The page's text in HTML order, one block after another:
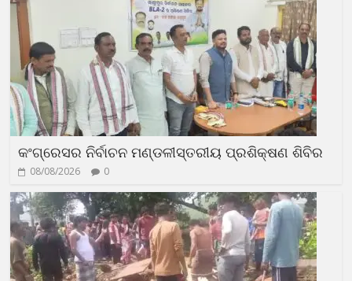
କଂଗ୍ରେସର ନିର୍ବାଚନ ମଣ୍ଡଳୀସ୍ତରୀୟ ପ୍ରଶିକ୍ଷଣ ଶିବିର
08/08/2026 0